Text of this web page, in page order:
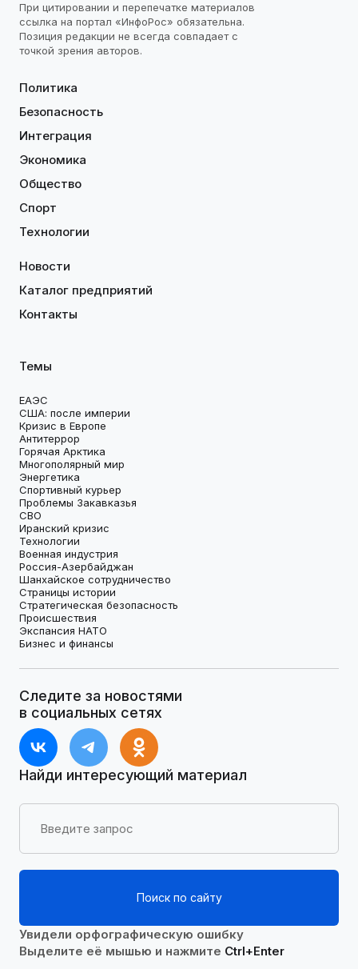
При цитировании и перепечатке материалов
ссылка на портал «ИнфоРос» обязательна.
Позиция редакции не всегда совпадает с
точкой зрения авторов.
Политика
Безопасность
Интеграция
Экономика
Общество
Спорт
Технологии
Новости
Каталог предприятий
Контакты
Темы
ЕАЭС
США: после империи
Кризис в Европе
Антитеррор
Горячая Арктика
Многополярный мир
Энергетика
Спортивный курьер
Проблемы Закавказья
СВО
Иранский кризис
Технологии
Военная индустрия
Россия-Азербайджан
Шанхайское сотрудничество
Страницы истории
Стратегическая безопасность
Происшествия
Экспансия НАТО
Бизнес и финансы
Следите за новостями
в социальных сетях
Найди интересующий материал
Поиск по сайту
Увидели орфографическую ошибку
Выделите её мышью и нажмите Ctrl+Enter